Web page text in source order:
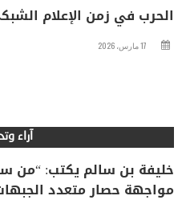
الحرب في زمن الإعلام
17 مارس، 2026
آراء
خليفة بن سالم يكتب: “من
مواجهة حصار متعدد